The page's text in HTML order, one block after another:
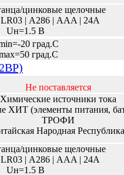
цинковые щелочные
| А286 | AAA | 24A
Uн=1.5 В
20 град.С
град.С
Не поставляется
Химические источники тока
ХИТ (элементы питания,
ТРОФИ
Народная Республика
цинковые щелочные
| А286 | AAA | 24A
Uн=1.5 В